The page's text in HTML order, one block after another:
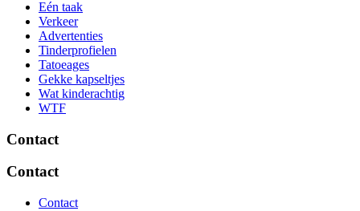
Eén taak
Verkeer
Advertenties
Tinderprofielen
Tatoeages
Gekke kapseltjes
Wat kinderachtig
WTF
Contact
Contact
Contact